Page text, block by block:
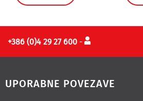
+386 (0)4 29 27 600 -
UPORABNE POVEZAVE